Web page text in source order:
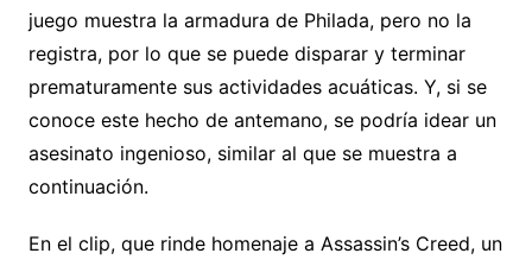
juego muestra la armadura de Philada, pero no la
registra, por lo que se puede disparar y terminar
prematuramente sus actividades acuáticas. Y, si se
conoce este hecho de antemano, se podría idear un
asesinato ingenioso, similar al que se muestra a
continuación.
En el clip, que rinde homenaje a Assassin’s Creed, un